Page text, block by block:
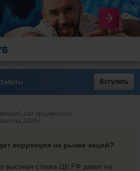
Вступить
раз приумножил
на 100%!
коррекция на рынке акций?
высокая ставка ЦБ РФ давит на